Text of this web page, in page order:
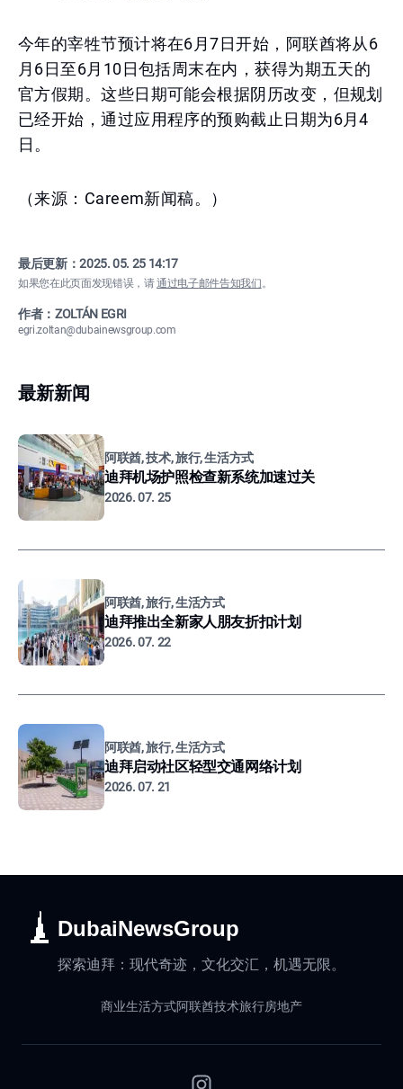
今年的宰牲节预计将在6月7日开始，阿联酋将从6
月6日至6月10日包括周末在内，获得为期五天的
官方假期。这些日期可能会根据阴历改变，但规划
已经开始，通过应用程序的预购截止日期为6月4
日。
（来源：Careem新闻稿。）
最后更新：2025. 05. 25 14:17
如果您在此页面发现错误，请通过电子邮件告知我们。
作者：ZOLTÁN EGRI
egri.zoltan@dubainewsgroup.com
最新新闻
阿联酋, 技术, 旅行, 生活方式
迪拜机场护照检查新系统加速过关
2026. 07. 25
阿联酋, 旅行, 生活方式
迪拜推出全新家人朋友折扣计划
2026. 07. 22
阿联酋, 旅行, 生活方式
迪拜启动社区轻型交通网络计划
2026. 07. 21
DubaiNewsGroup
探索迪拜：现代奇迹，文化交汇，机遇无限。
商业生活方式阿联酋技术旅行房地产